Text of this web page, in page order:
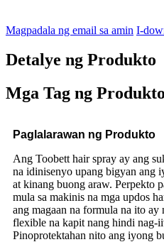
Magpadala ng email sa amin I-
Detalye ng Produkto
Mga Tag ng Produkto
Paglalarawan ng Produkto
Ang Toobett hair spray ay ang
na idinisenyo upang bigyan ang
at kinang buong araw. Perpekto
mula sa makinis na mga updos
ang magaan na formula na ito
flexible na kapit nang hindi nag-
Pinoprotektahan nito ang iyong